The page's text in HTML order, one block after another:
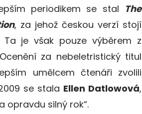
periodikem se stal
The
, za jehož českou verzí stojí
je však pouze výběrem z
za nebeletristický titul
umělcem čtenáři zvolili
se stala Ellen Datlowová,
opravdu silný rok“.